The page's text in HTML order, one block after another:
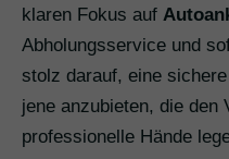
klaren Fokus auf
Abholungsservice und
stolz darauf, eine
jene anzubieten, die den
professionelle Hände